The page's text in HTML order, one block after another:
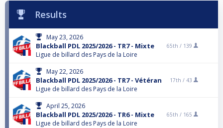
Results
May 23, 2026
Blackball PDL 2025/2026 - TR7 - Mixte
Ligue de billard des Pays de la Loire
65th / 139
May 22, 2026
Blackball PDL 2025/2026 - TR7 - Vétéran
Ligue de billard des Pays de la Loire
17th / 43
April 25, 2026
Blackball PDL 2025/2026 - TR6 - Mixte
Ligue de billard des Pays de la Loire
65th / 165